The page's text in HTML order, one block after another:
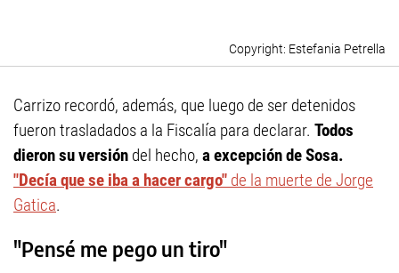
Estefania Petrella
Carrizo recordó, además, que luego de ser detenidos
fueron trasladados a la Fiscalía para declarar. Todos
dieron su versión del hecho, a excepción de Sosa.
"Decía que se iba a hacer cargo" de la muerte de Jorge
Gatica.
"Pensé me pego un tiro"